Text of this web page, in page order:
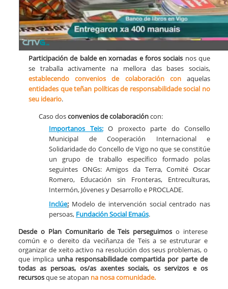
Participación de baldeen xornadas e foros sociais nos que
se traballa activamente na mellora das bases sociais,
establecendo convenios de colaboración
conaquelas
entidades que teñan políticas de responsabilidade social no
seu ideario.
Caso dosconvenios de colaboracióncon:​
​Importanos Teis:O proxecto parte do Consello
Municipal de Cooperación Internacional e
Solidaridade do Concello de Vigo no que se constitúe
un grupo de traballo específico formado polas
seguintes ONGs: Amigos da Terra, Comité Oscar
Romero, Educación sin Fronteras, Entreculturas,
Intermón, Jóvenes y Desarrollo e PROCLADE.
Inclúe: Modelo de intervención social centrado nas
persoas, Fundación Social Emaús.
Desde o Plan Comunitario de Teis perseguimos o interese
común e o dereito da veciñanza de Teis a se estruturar e
organizar de xeito activo na resolución dos seus problemas, o
que implica unha responsabilidade compartida por parte de
todas as persoas, os/as axentes sociais, os servizos e os
recursosque se atopan na nosa comunidade.